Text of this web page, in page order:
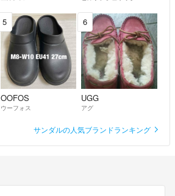
5
OOFOS
ウーフォス
6
UGG
アグ
サンダルの人気ブランドランキング